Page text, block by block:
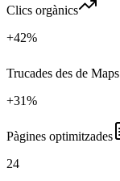
Clics orgànics
+42%
Trucades des de Maps
+31%
Pàgines optimitzades
24